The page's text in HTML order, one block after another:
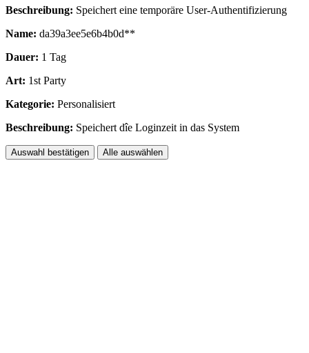
Beschreibung: Speichert eine temporäre User-Authentifizierung
Name: da39a3ee5e6b4b0d**
Dauer: 1 Tag
Art: 1st Party
Kategorie: Personalisiert
Beschreibung: Speichert dîe Loginzeit in das System
Auswahl bestätigen Alle auswählen